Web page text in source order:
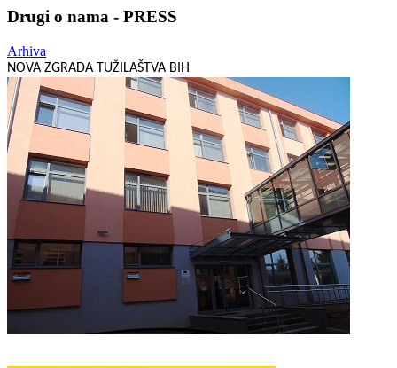
Drugi o nama - PRESS
Arhiva
NOVA ZGRADA TUŽILAŠTVA BIH